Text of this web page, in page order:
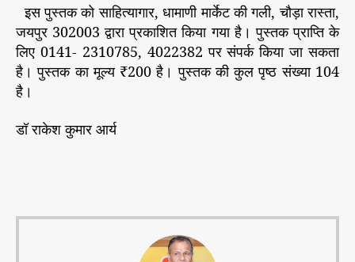
इस पुस्तक को साहित्यागार, धामाणी मार्केट की गली, चौड़ा रास्ता,
जयपुर 302003 द्वारा प्रकाशित किया गया है। पुस्तक प्राप्ति के
लिए 0141- 2310785, 4022382 पर संपर्क किया जा सकता
है। पुस्तक का मूल्य ₹200 है। पुस्तक की कुल पृष्ठ संख्या 104
है।
डॉ राकेश कुमार आर्य